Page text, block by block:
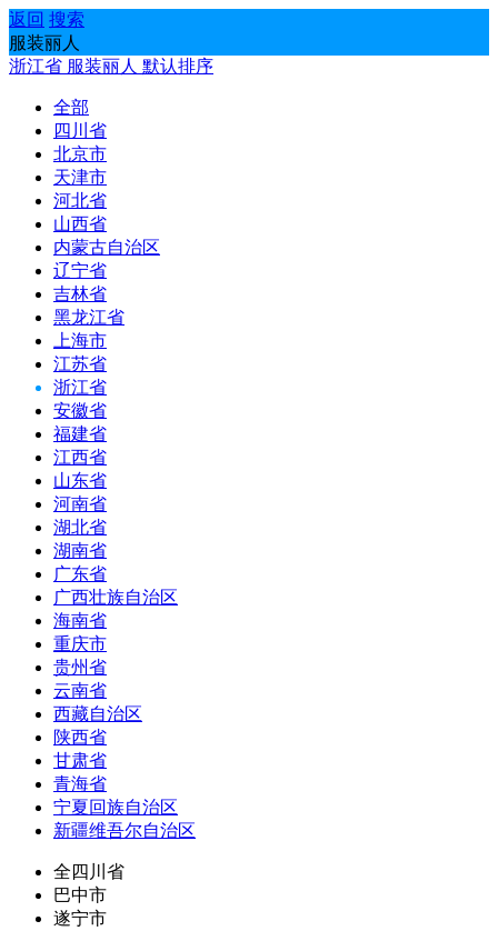
返回 搜索
服装丽人
浙江省 服装丽人 默认排序
全部
四川省
北京市
天津市
河北省
山西省
内蒙古自治区
辽宁省
吉林省
黑龙江省
上海市
江苏省
浙江省
安徽省
福建省
江西省
山东省
河南省
湖北省
湖南省
广东省
广西壮族自治区
海南省
重庆市
贵州省
云南省
西藏自治区
陕西省
甘肃省
青海省
宁夏回族自治区
新疆维吾尔自治区
全四川省
巴中市
遂宁市